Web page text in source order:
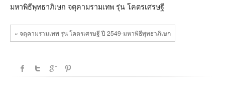
มหาพิธีพุทธาภิเษก จตุคามรามเทพ รุ่น โคตรเศรษฐี
« จตุคามรามเทพ รุ่น โคตรเศรษฐี ปี 2549-มหาพิธีพุทธาภิเษก